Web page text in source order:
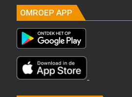
OMROEP APP